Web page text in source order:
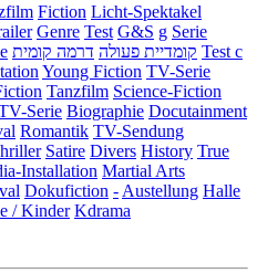
Fiction Licht-Spektakel
Genre Test G&S g Serie
קומדיית פעולה דרמה קומית
Test c
Young Fiction TV-Serie
Tanzfilm Science-Fiction
Serie Biographie Docutainment
Romantik TV-Sendung
Satire Divers History True
Installation Martial Arts
Dokufiction - Austellung Halle
/ Kinder Kdrama